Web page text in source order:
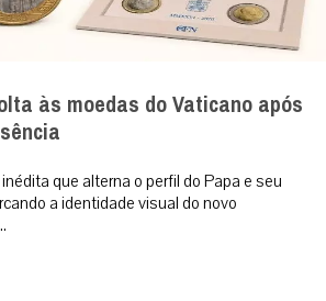
às moedas do Vaticano após
que alterna o perfil do Papa e seu
a identidade visual do novo